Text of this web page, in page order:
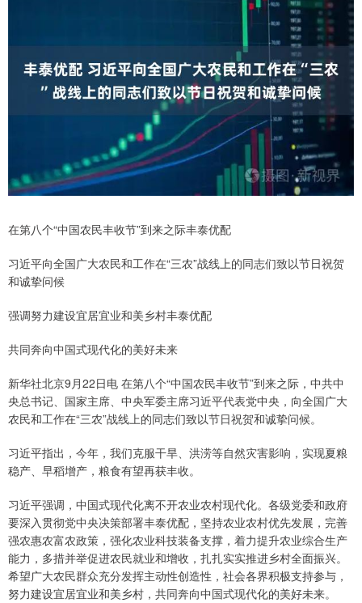
在第八个“中国农民丰收节”到来之际丰泰优配
习近平向全国广大农民和工作在“三农”战线上的同志们致以节日祝贺
和诚挚问候
强调努力建设宜居宜业和美乡村丰泰优配
共同奔向中国式现代化的美好未来
新华社北京9月22日电 在第八个“中国农民丰收节”到来之际，中共中
央总书记、国家主席、中央军委主席习近平代表党中央，向全国广大
农民和工作在“三农”战线上的同志们致以节日祝贺和诚挚问候。
习近平指出，今年，我们克服干旱、洪涝等自然灾害影响，实现夏粮
稳产、早稻增产，粮食有望再获丰收。
习近平强调，中国式现代化离不开农业农村现代化。各级党委和政府
要深入贯彻党中央决策部署丰泰优配，坚持农业农村优先发展，完善
强农惠农富农政策，强化农业科技装备支撑，着力提升农业综合生产
能力，多措并举促进农民就业和增收，扎扎实实推进乡村全面振兴。
希望广大农民群众充分发挥主动性创造性，社会各界积极支持参与，
努力建设宜居宜业和美乡村，共同奔向中国式现代化的美好未来。